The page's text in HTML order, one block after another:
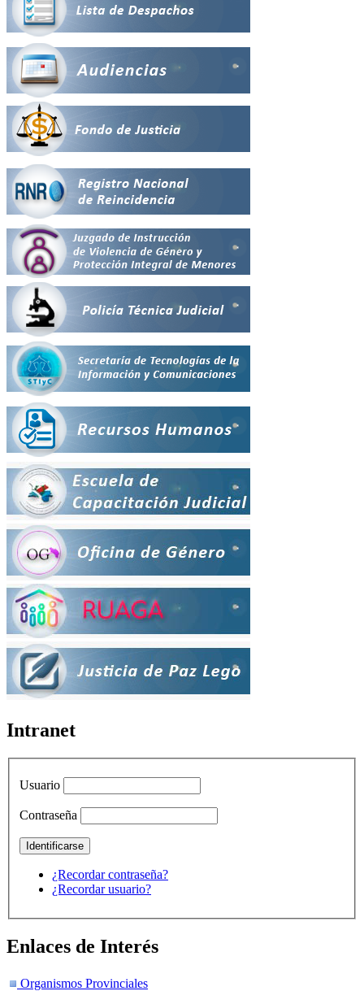
Intranet
Usuario
Contraseña
¿Recordar contraseña?
¿Recordar usuario?
Enlaces de Interés
Organismos Provinciales